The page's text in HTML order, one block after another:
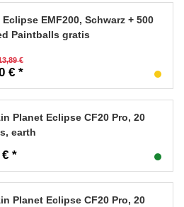
Eclipse EMF200, Schwarz + 500
Paintballs gratis
€
€ *
Planet Eclipse CF20 Pro, 20
earth
€ *
Planet Eclipse CF20 Pro, 20